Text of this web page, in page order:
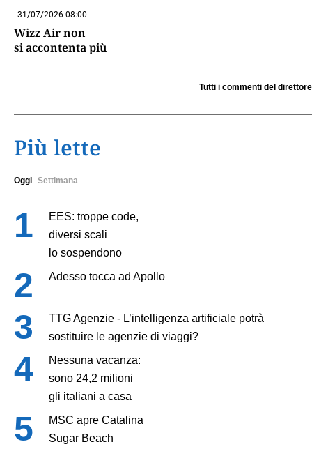
31/07/2026 08:00
Wizz Air non
si accontenta più
Tutti i commenti del direttore
Più lette
Oggi Settimana
EES: troppe code,
diversi scali
lo sospendono
Adesso tocca ad Apollo
TTG Agenzie - L’intelligenza artificiale potrà
sostituire le agenzie di viaggi?
Nessuna vacanza:
sono 24,2 milioni
gli italiani a casa
MSC apre Catalina
Sugar Beach